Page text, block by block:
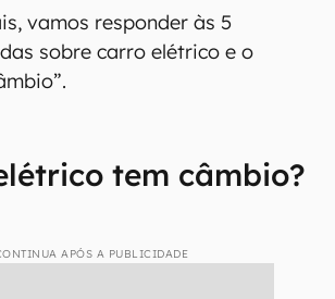
vamos responder às 5
sobre carro elétrico e o
tem câmbio?
APÓS A PUBLICIDADE